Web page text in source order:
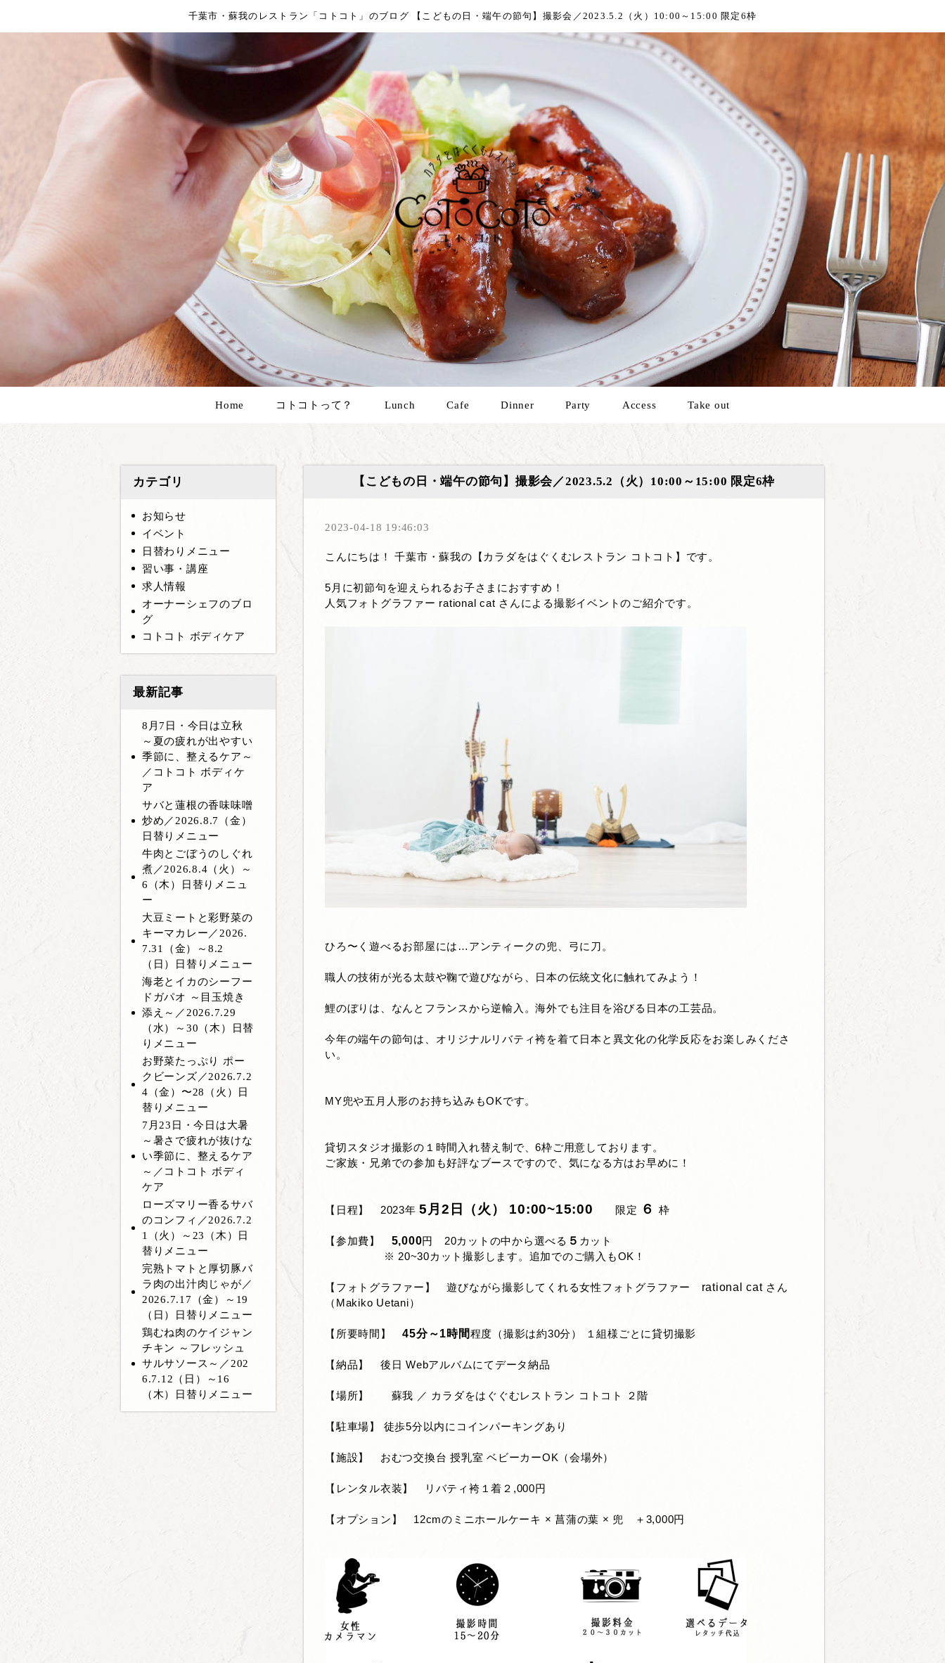
千葉市・蘇我のレストラン「コトコト」のブログ 【こどもの日・端午の節句】撮影会／2023.5.2（火）10:00～15:00 限定6枠
Home コトコトって？ Lunch Cafe Dinner Party Access Take out
カテゴリ
お知らせ
イベント
日替わりメニュー
習い事・講座
求人情報
オーナーシェフのブロ
グ
コトコト ボディケア
最新記事
8月7日・今日は立秋
～夏の疲れが出やすい
季節に、整えるケア～
／コトコト ボディケ
ア
サバと蓮根の香味味噌
炒め／2026.8.7（金）
日替りメニュー
牛肉とごぼうのしぐれ
煮／2026.8.4（火）～
6（木）日替りメニュ
ー
大豆ミートと彩野菜の
キーマカレー／2026.
7.31（金）～8.2
（日）日替りメニュー
海老とイカのシーフー
ドガパオ ～目玉焼き
添え～／2026.7.29
（水）～30（木）日替
りメニュー
お野菜たっぷり ポー
クビーンズ／2026.7.2
4（金）〜28（火）日
替りメニュー
7月23日・今日は大暑
～暑さで疲れが抜けな
い季節に、整えるケア
～／コトコト ボディ
ケア
ローズマリー香るサバ
のコンフィ／2026.7.2
1（火）～23（木）日
替りメニュー
完熟トマトと厚切豚バ
ラ肉の出汁肉じゃが／
2026.7.17（金）～19
（日）日替りメニュー
鶏むね肉のケイジャン
チキン ～フレッシュ
サルサソース～／202
6.7.12（日）～16
（木）日替りメニュー
【こどもの日・端午の節句】撮影会／2023.5.2（火）10:00～15:00 限定6枠
2023-04-18 19:46:03
こんにちは！ 千葉市・蘇我の【カラダをはぐくむレストラン コトコト】です。
5月に初節句を迎えられるお子さまにおすすめ！
人気フォトグラファー rational cat さんによる撮影イベントのご紹介です。
ひろ〜く遊べるお部屋には…アンティークの兜、弓に刀。
職人の技術が光る太鼓や鞠で遊びながら、日本の伝統文化に触れてみよう！
鯉のぼりは、なんとフランスから逆輸入。海外でも注目を浴びる日本の工芸品。
今年の端午の節句は、オリジナルリバティ袴を着て日本と異文化の化学反応をお楽しみくださ
い。
MY兜や五月人形のお持ち込みもOKです。
貸切スタジオ撮影の１時間入れ替え制で、6枠ご用意しております。
ご家族・兄弟での参加も好評なブースですので、気になる方はお早めに！
【日程】 2023年 5月2日（火） 10:00~15:00 限定 ６ 枠
【参加費】 5,000円 20カットの中から選べる ５ カット
※ 20~30カット撮影します。追加でのご購入もOK！
【フォトグラファー】 遊びながら撮影してくれる女性フォトグラファー rational catさん
（Makiko Uetani）
【所要時間】45分～1時間程度（撮影は約30分） １組様ごとに貸切撮影
【納品】 後日 Webアルバムにてデータ納品
【場所】 蘇我 ／ カラダをはぐぐむレストラン コトコト ２階
【駐車場】 徒歩5分以内にコインパーキングあり
【施設】 おむつ交換台 授乳室 ベビーカーOK（会場外）
【レンタル衣装】 リバティ袴１着２,000円
【オプション】 12cmのミニホールケーキ × 菖蒲の葉 × 兜 ＋3,000円